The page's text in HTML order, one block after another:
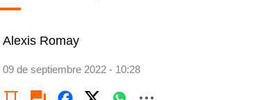
Alexis Romay
09 de septiembre 2022 - 10:28